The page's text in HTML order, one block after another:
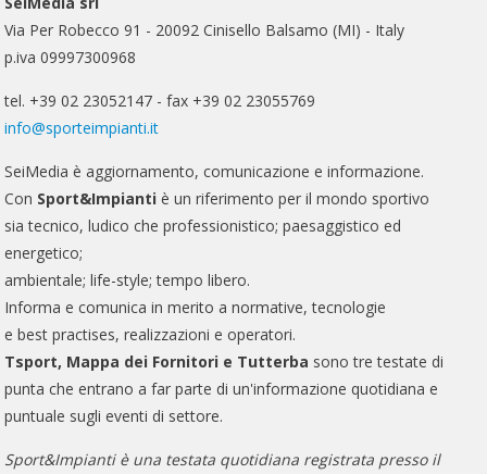
Via Per Robecco 91 - 20092 Cinisello Balsamo (MI) - Italy
p.iva 09997300968
tel. +39 02 23052147 - fax +39 02 23055769
info@sporteimpianti.it
SeiMedia è aggiornamento, comunicazione e informazione.
Con Sport&Impianti è un riferimento per il mondo sportivo
sia tecnico, ludico che professionistico; paesaggistico ed
energetico;
ambientale; life-style; tempo libero.
Informa e comunica in merito a normative, tecnologie
e best practises, realizzazioni e operatori.
Tsport, Mappa dei Fornitori e Tutterba sono tre testate di
punta che entrano a far parte di un'informazione quotidiana e
puntuale sugli eventi di settore.
Sport&Impianti è una testata quotidiana registrata presso il